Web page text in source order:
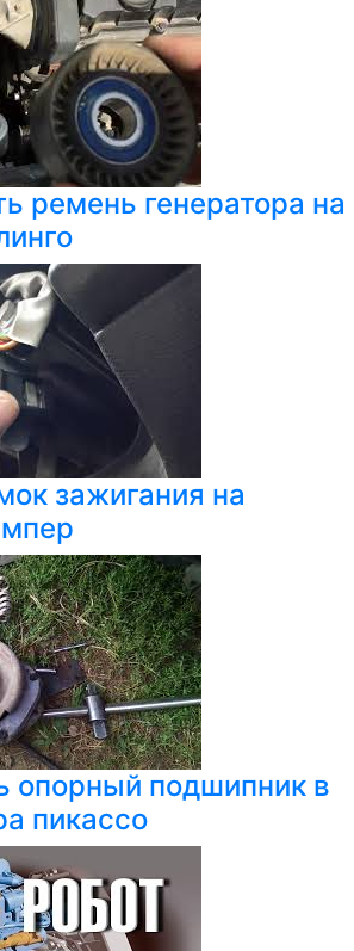
ремень генератора на
зажигания на
опорный подшипник в
пикассо